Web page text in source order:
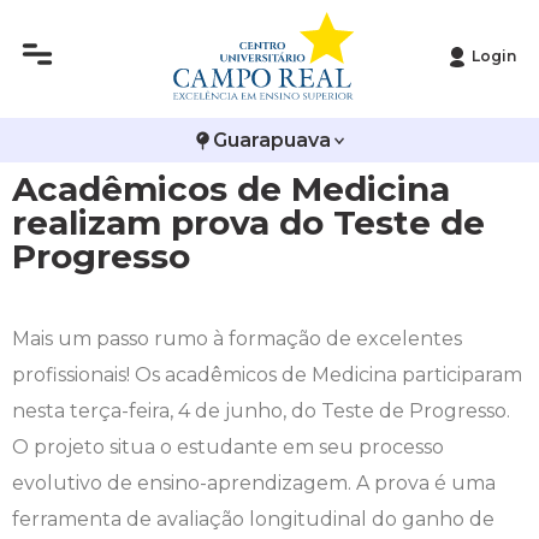
Login
Guarapuava
Acadêmicos de Medicina
realizam prova do Teste de
Progresso
Mais um passo rumo à formação de excelentes
profissionais! Os acadêmicos de Medicina participaram
nesta terça-feira, 4 de junho, do Teste de Progresso.
O projeto situa o estudante em seu processo
evolutivo de ensino-aprendizagem. A prova é uma
ferramenta de avaliação longitudinal do ganho de
Infraestrutura
Editais
Publicações Institucionais
Arquitetura e Urbanismo
Biomedicina
Ciências Contábeis
Direito
Enfermagem
Engenharia Agronômica
Engenharia Civil
Vestibular de Inverno
Vestibular de Medicina
2ª Via de Boleto
Atestado de Matrícula
Atividades Complementares e Sociais
Biblioteca
Calendário Acadêmico
Calendário de Provas
Carteirinha de Estudante
Central de Estágios - TCC
Avalie a Campo Real
Bolsas e Incentivos
CPA
COLAP
Comissão de Ética no Uso de Animais
Comitê de Ética em Pesquisa
Diploma Digital
Educação em Direitos Humanos